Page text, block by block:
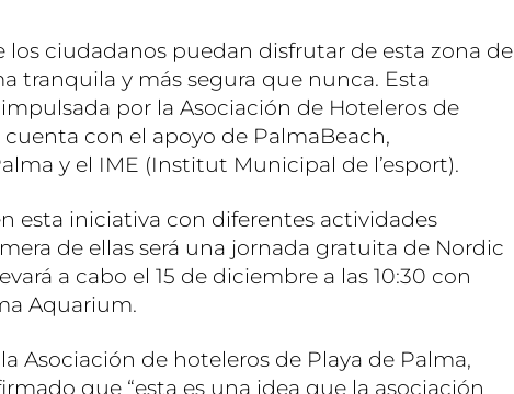
los ciudadanos puedan disfrutar de esta zona de
tranquila y más segura que nunca. Esta
por la Asociación de Hoteleros de
cuenta con el apoyo de PalmaBeach,
y el IME (Institut Municipal de l’esport).
esta iniciativa con diferentes actividades
de ellas será una jornada gratuita de Nordic
a cabo el 15 de diciembre a las 10:30 con
Aquarium.
Asociación de hoteleros de Playa de Palma,
que “esta es una idea que la asociación